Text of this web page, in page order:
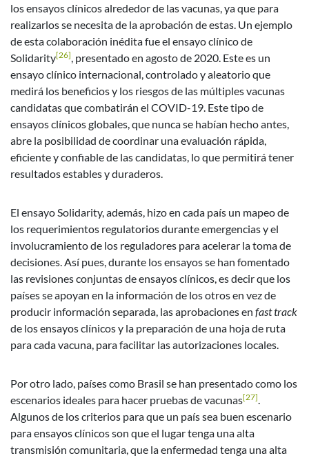
los ensayos clínicos alrededor de las vacunas, ya que para
realizarlos se necesita de la aprobación de estas. Un ejemplo
de esta colaboración inédita fue el ensayo clínico de
Solidarity[26], presentado en agosto de 2020. Este es un
ensayo clínico internacional, controlado y aleatorio que
medirá los beneficios y los riesgos de las múltiples vacunas
candidatas que combatirán el COVID-19. Este tipo de
ensayos clínicos globales, que nunca se habían hecho antes,
abre la posibilidad de coordinar una evaluación rápida,
eficiente y confiable de las candidatas, lo que permitirá tener
resultados estables y duraderos.
El ensayo Solidarity, además, hizo en cada país un mapeo de
los requerimientos regulatorios durante emergencias y el
involucramiento de los reguladores para acelerar la toma de
decisiones. Así pues, durante los ensayos se han fomentado
las revisiones conjuntas de ensayos clínicos, es decir que los
países se apoyan en la información de los otros en vez de
producir información separada, las aprobaciones en fast track
de los ensayos clínicos y la preparación de una hoja de ruta
para cada vacuna, para facilitar las autorizaciones locales.
Por otro lado, países como Brasil se han presentado como los
escenarios ideales para hacer pruebas de vacunas[27].
Algunos de los criterios para que un país sea buen escenario
para ensayos clínicos son que el lugar tenga una alta
transmisión comunitaria, que la enfermedad tenga una alta